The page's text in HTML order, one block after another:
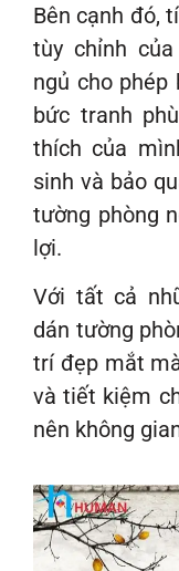
Bên cạnh đó,
tùy chỉnh
ngủ cho phép
bức tranh
thích của
sinh và bảo
tường phòng
lợi.
Với tất cả
dán tường
trí đẹp mắt
và tiết kiệm
nên không